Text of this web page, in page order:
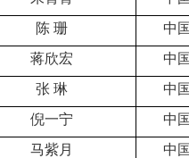
陈 珊
中
蒋欣宏
中
张 琳
中
倪一宁
中
马紫月
中